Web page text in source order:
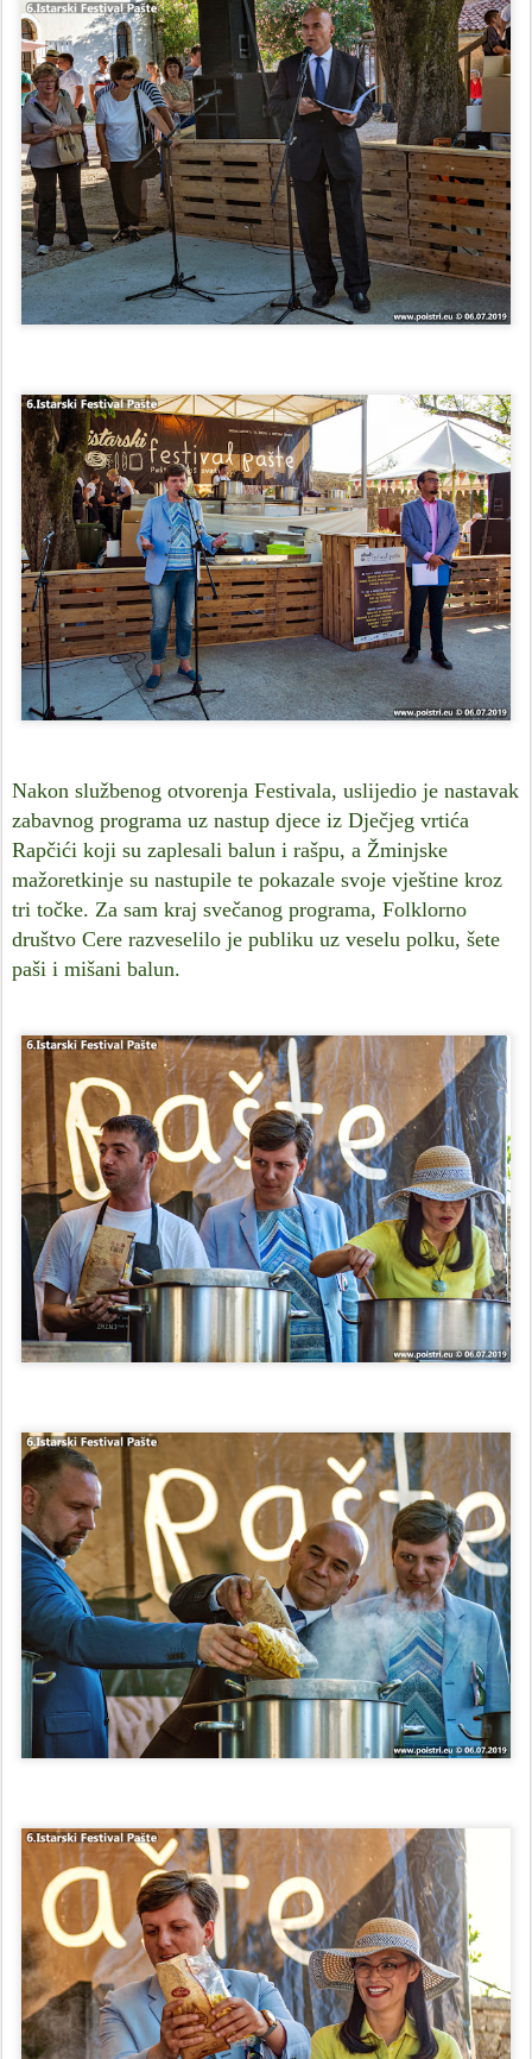
Nakon službenog otvorenja Festivala, uslijedio je nastavak
zabavnog programa uz nastup djece iz Dječjeg vrtića
Rapčići koji su zaplesali balun i rašpu, a Žminjske
mažoretkinje su nastupile te pokazale svoje vještine kroz
tri točke. Za sam kraj svečanog programa, Folklorno
društvo Cere razveselilo je publiku uz veselu polku, šete
paši i mišani balun.